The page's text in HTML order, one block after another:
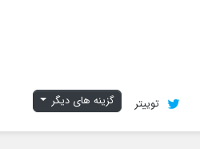
توییتر گزینه های دیگر